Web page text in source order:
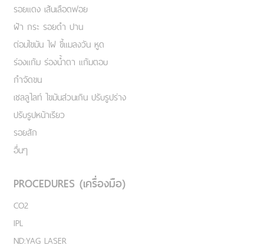
รอยแดง เส้นเลือดฟอย
ฝ้า กระ รอยดำ ปาน
ต่อมไขมัน ไฝ ขี้แมลงวัน หูด
ร่องแก้ม ร่องน้ำตา แก้มตอบ
กำจัดขน
เชลลูไลท์ ไขมันส่วนเกิน ปรับรูปร่าง
ปรับรูปหน้าเรียว
รอยสัก
อื่นๆ
PROCEDURES (เครื่องมือ)
CO2
IPL
ND:YAG LASER